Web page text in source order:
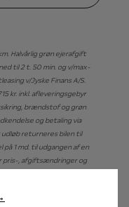
Halvårlig grøn ejerafgift
til 2 t. 50 min. og v/max-
v/Jyske Finans A/S.
kr. inkl. afleveringsgebyr
brændstof og grøn
og betaling via
returneres bilen til
på 1 md. til udgangen af en
pris-, afgiftsændringer og
billigste elbils